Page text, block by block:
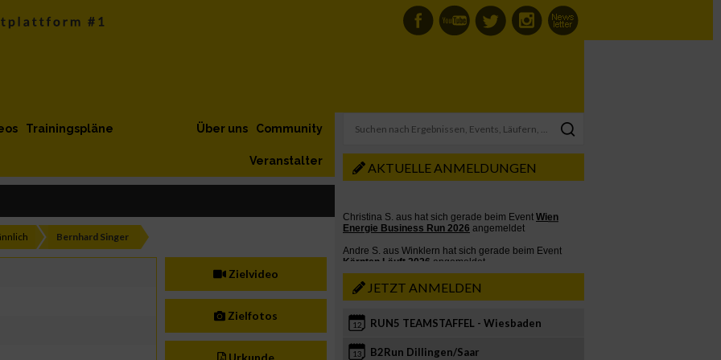
Trainingspläne Community
Über uns
Veranstalter
Bernhard Singer
Zielvideo
Zielfotos
Urkunde
AKTUELLE ANMELDUNGEN
JETZT ANMELDEN
12 RUN5 TEAMSTAFFEL - Wiesbaden
13 B2Run Dillingen/Saar